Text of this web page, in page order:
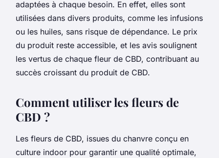
adaptées à chaque besoin. En effet, elles sont
utilisées dans divers produits, comme les infusions
ou les huiles, sans risque de dépendance. Le prix
du produit reste accessible, et les avis soulignent
les vertus de chaque fleur de CBD, contribuant au
succès croissant du produit de CBD.
Comment utiliser les fleurs de
CBD ?
Les fleurs de CBD, issues du chanvre conçu en
culture indoor pour garantir une qualité optimale,